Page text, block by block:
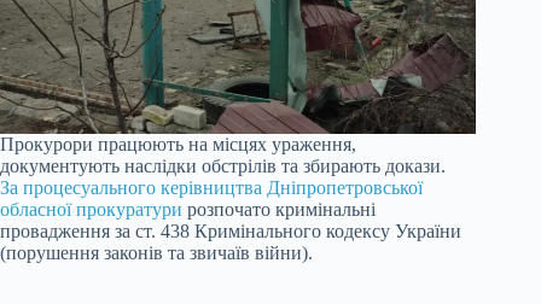
Прокурори працюють на місцях ураження,
документують наслідки обстрілів та збирають докази.
За процесуального керівництва Дніпропетровської
обласної прокуратури розпочато кримінальні
провадження за ст. 438 Кримінального кодексу України
(порушення законів та звичаїв війни).